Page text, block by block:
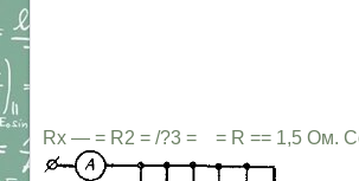
Rx — = R2 = /?3 = = R == 1,5 Ом.